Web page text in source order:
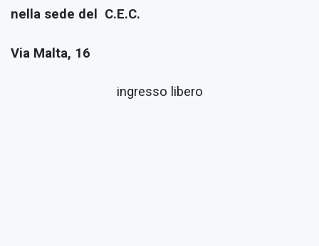
nella sede del C.E.C.
Via Malta, 16
ingresso libero